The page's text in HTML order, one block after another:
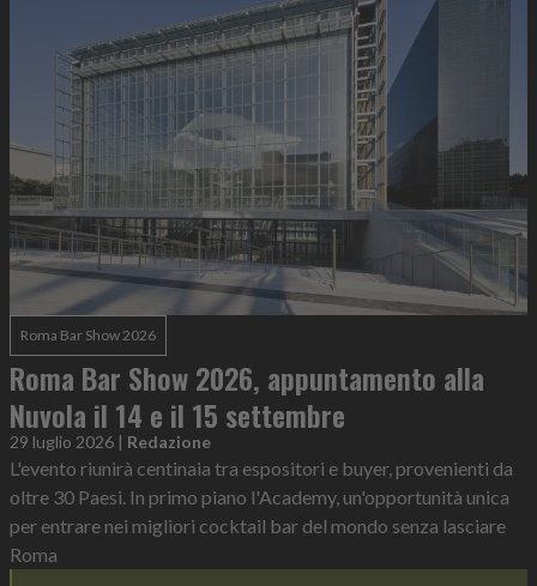
Roma Bar Show 2026
Roma Bar Show 2026, appuntamento alla
Nuvola il 14 e il 15 settembre
29 luglio 2026 | Redazione
L'evento riunirà centinaia tra espositori e buyer, provenienti da
oltre 30 Paesi. In primo piano l'Academy, un'opportunità unica
per entrare nei migliori cocktail bar del mondo senza lasciare
Roma